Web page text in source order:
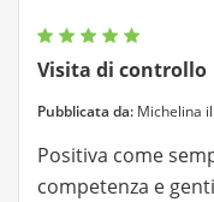
Visita di controllo
Pubblicata da: Michelina
Positiva come
competenza e